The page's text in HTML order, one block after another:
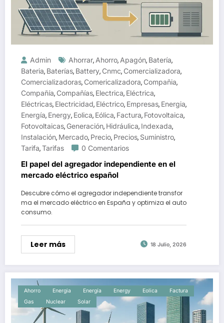
Admin Ahorrar, Ahorro, Apagón, Batería,
Bateria, Baterías, Battery, Cnmc, Comercializadora,
Comercializadoras, Comericalizadora, Compañia,
Compañía, Compañías, Electrica, Eléctrica,
Eléctricas, Electricidad, Eléctrico, Empresas, Energia,
Energía, Energy, Eolica, Eólica, Factura, Fotovoltaica,
Fotovoltaicas, Generación, Hidráulica, Indexada,
Instalación, Mercado, Precio, Precios, Suministro,
Tarifa,Tarifas 0 Comentarios
El papel del agregador independiente en el
mercado eléctrico español
Descubre cómo el agregador independiente transfor
ma el mercado eléctrico en España y optimiza el auto
consumo.
Leer más 18 Julio, 2026
Ahorro Energia Energía Energy Eolica
Factura
Gas
Nuclear Solar